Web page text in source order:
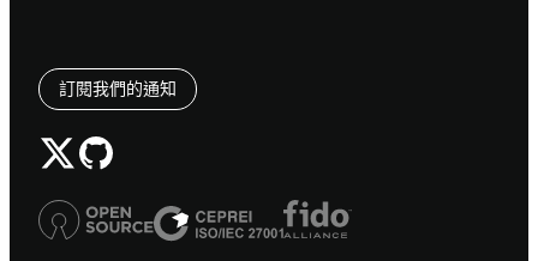
訂閱我們的通知